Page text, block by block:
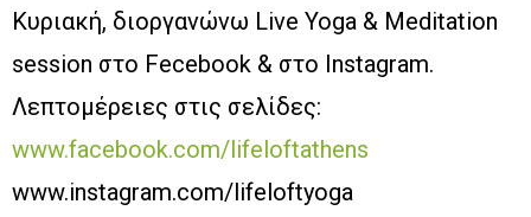
Κυριακή, διοργανώνω Live Yoga & Meditation
session στο Fecebook & στο Instagram.
Λεπτομέρειες στις σελίδες:
www.facebook.com/lifeloftathens
www.instagram.com/lifeloftyoga